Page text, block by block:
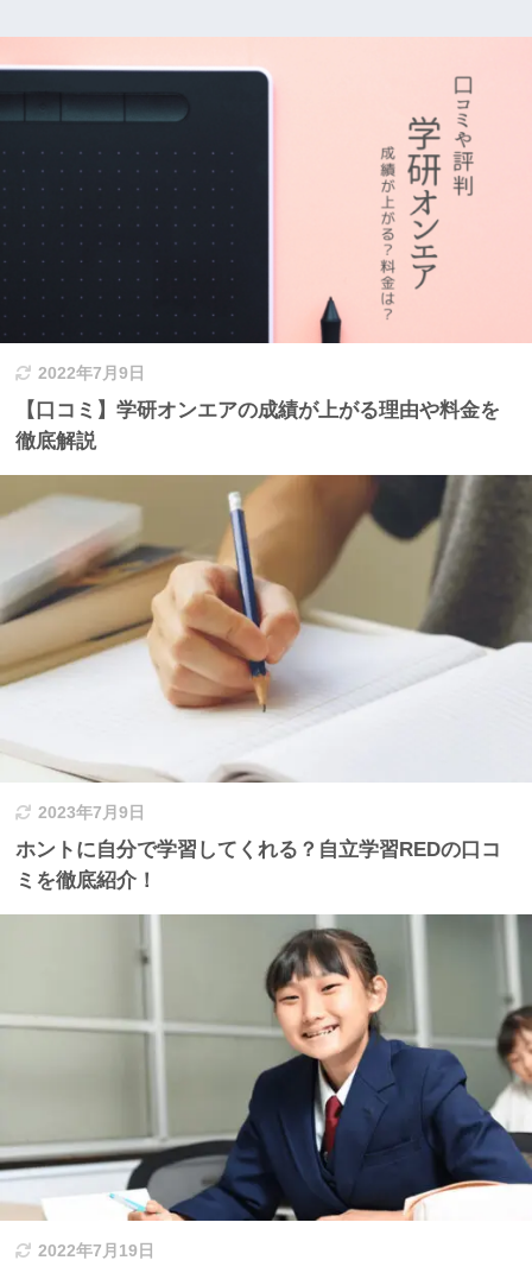
2022年7月9日
【口コミ】学研オンエアの成績が上がる理由や料金を
徹底解説
2023年7月9日
ホントに自分で学習してくれる？自立学習REDの口コ
ミを徹底紹介！
2022年7月19日